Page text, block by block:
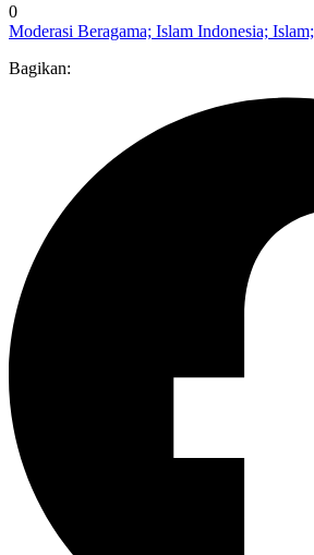
0
Moderasi Beragama; Islam Indonesia; Islam;
Bagikan: